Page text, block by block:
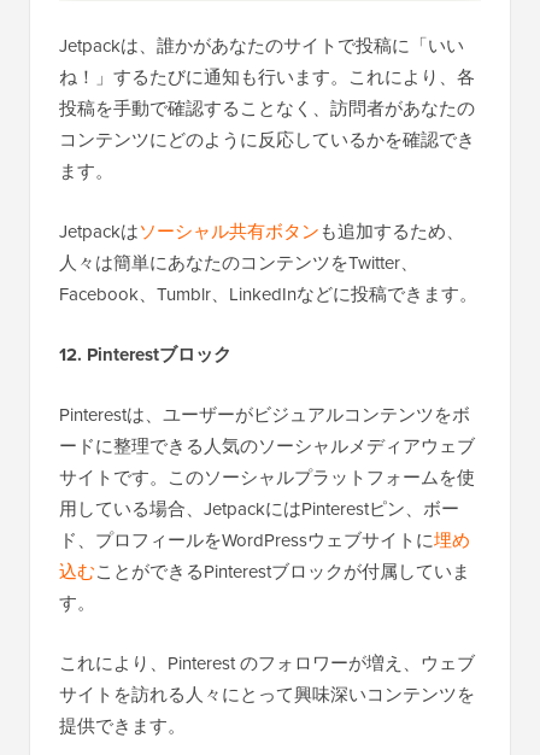
Jetpackは、誰かがあなたのサイトで投稿に「いい
ね！」するたびに通知も行います。これにより、各
投稿を手動で確認することなく、訪問者があなたの
コンテンツにどのように反応しているかを確認でき
ます。
Jetpackはソーシャル共有ボタンも追加するため、
人々は簡単にあなたのコンテンツをTwitter、
Facebook、Tumblr、LinkedInなどに投稿できます。
12. Pinterestブロック
Pinterestは、ユーザーがビジュアルコンテンツをボ
ードに整理できる人気のソーシャルメディアウェブ
サイトです。このソーシャルプラットフォームを使
用している場合、JetpackにはPinterestピン、ボー
ド、プロフィールをWordPressウェブサイトに埋め
込むことができるPinterestブロックが付属していま
す。
これにより、Pinterest のフォロワーが増え、ウェブ
サイトを訪れる人々にとって興味深いコンテンツを
提供できます。